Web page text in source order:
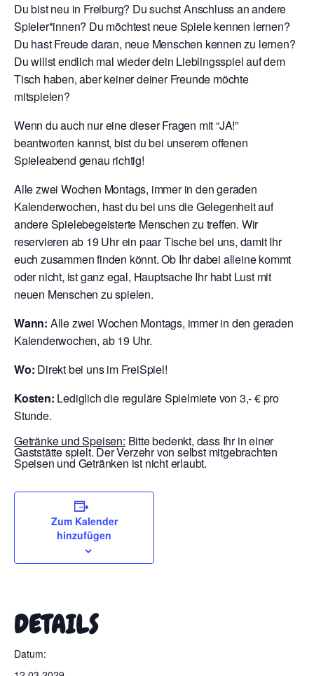
Du bist neu in Freiburg? Du suchst Anschluss an andere
Spieler*innen? Du möchtest neue Spiele kennen lernen?
Du hast Freude daran, neue Menschen kennen zu lernen?
Du willst endlich mal wieder dein Lieblingsspiel auf dem
Tisch haben, aber keiner deiner Freunde möchte
mitspielen?
Wenn du auch nur eine dieser Fragen mit “JA!”
beantworten kannst, bist du bei unserem offenen
Spieleabend genau richtig!
Alle zwei Wochen Montags, immer in den geraden
Kalenderwochen, hast du bei uns die Gelegenheit auf
andere Spielebegeisterte Menschen zu treffen. Wir
reservieren ab 19 Uhr ein paar Tische bei uns, damit Ihr
euch zusammen finden könnt. Ob Ihr dabei alleine kommt
oder nicht, ist ganz egal, Hauptsache Ihr habt Lust mit
neuen Menschen zu spielen.
Wann: Alle zwei Wochen Montags, immer in den geraden
Kalenderwochen, ab 19 Uhr.
Wo: Direkt bei uns im FreiSpiel!
Kosten: Lediglich die reguläre Spielmiete von 3,- € pro
Stunde.
Getränke und Speisen: Bitte bedenkt, dass Ihr in einer
Gaststätte spielt. Der Verzehr von selbst mitgebrachten
Speisen und Getränken ist nicht erlaubt.
Zum Kalender
hinzufügen
DETAILS
Datum: